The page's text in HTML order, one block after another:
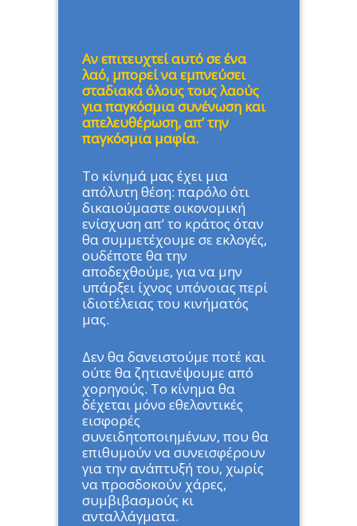
Αν επιτευχτεί αυτό σε ένα
λαό, μπορεί να εμπνεύσει
σταδιακά όλους τους λαούς
για παγκόσμια συνένωση και
απελευθέρωση, απ’ την
παγκόσμια μαφία.
Το κίνημά μας έχει μια
απόλυτη θέση: παρόλο ότι
δικαιούμαστε οικονομική
ενίσχυση απ’ το κράτος όταν
θα συμμετέχουμε σε εκλογές,
ουδέποτε θα την
αποδεχθούμε, για να μην
υπάρξει ίχνος υπόνοιας περί
ιδιοτέλειας του κινήματός
μας.
Δεν θα δανειστούμε ποτέ και
ούτε θα ζητιανέψουμε από
χορηγούς. Το κίνημα θα
δέχεται μόνο εθελοντικές
εισφορές
συνειδητοποιημένων, που θα
επιθυμούν να συνεισφέρουν
για την ανάπτυξή του, χωρίς
να προσδοκούν χάρες,
συμβιβασμούς κι
ανταλλάγματα.